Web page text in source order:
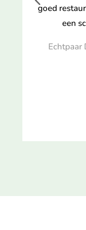
goed
een
Echtpaar